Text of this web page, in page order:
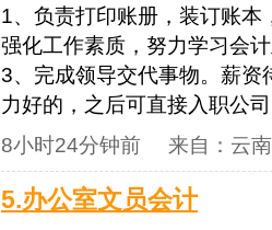
1、负责打印账册，装订账
强化工作素质，努力学习会
3、完成领导交代事物。薪资
力好的，之后可直接入职公司
8小时24分钟前 来自： 云
5.办公室文员会计